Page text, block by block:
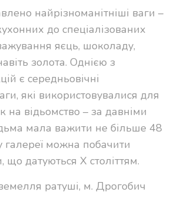
найрізноманітніші ваги –
до спеціалізованих
яєць, шоколаду,
золота. Однією з
є середньовічні
які використовувалися для
на відьомство – за давніми
мала важити не більше 48
галереї можна побачити
що датуються X століттям.
ратуші, м. Дрогобич